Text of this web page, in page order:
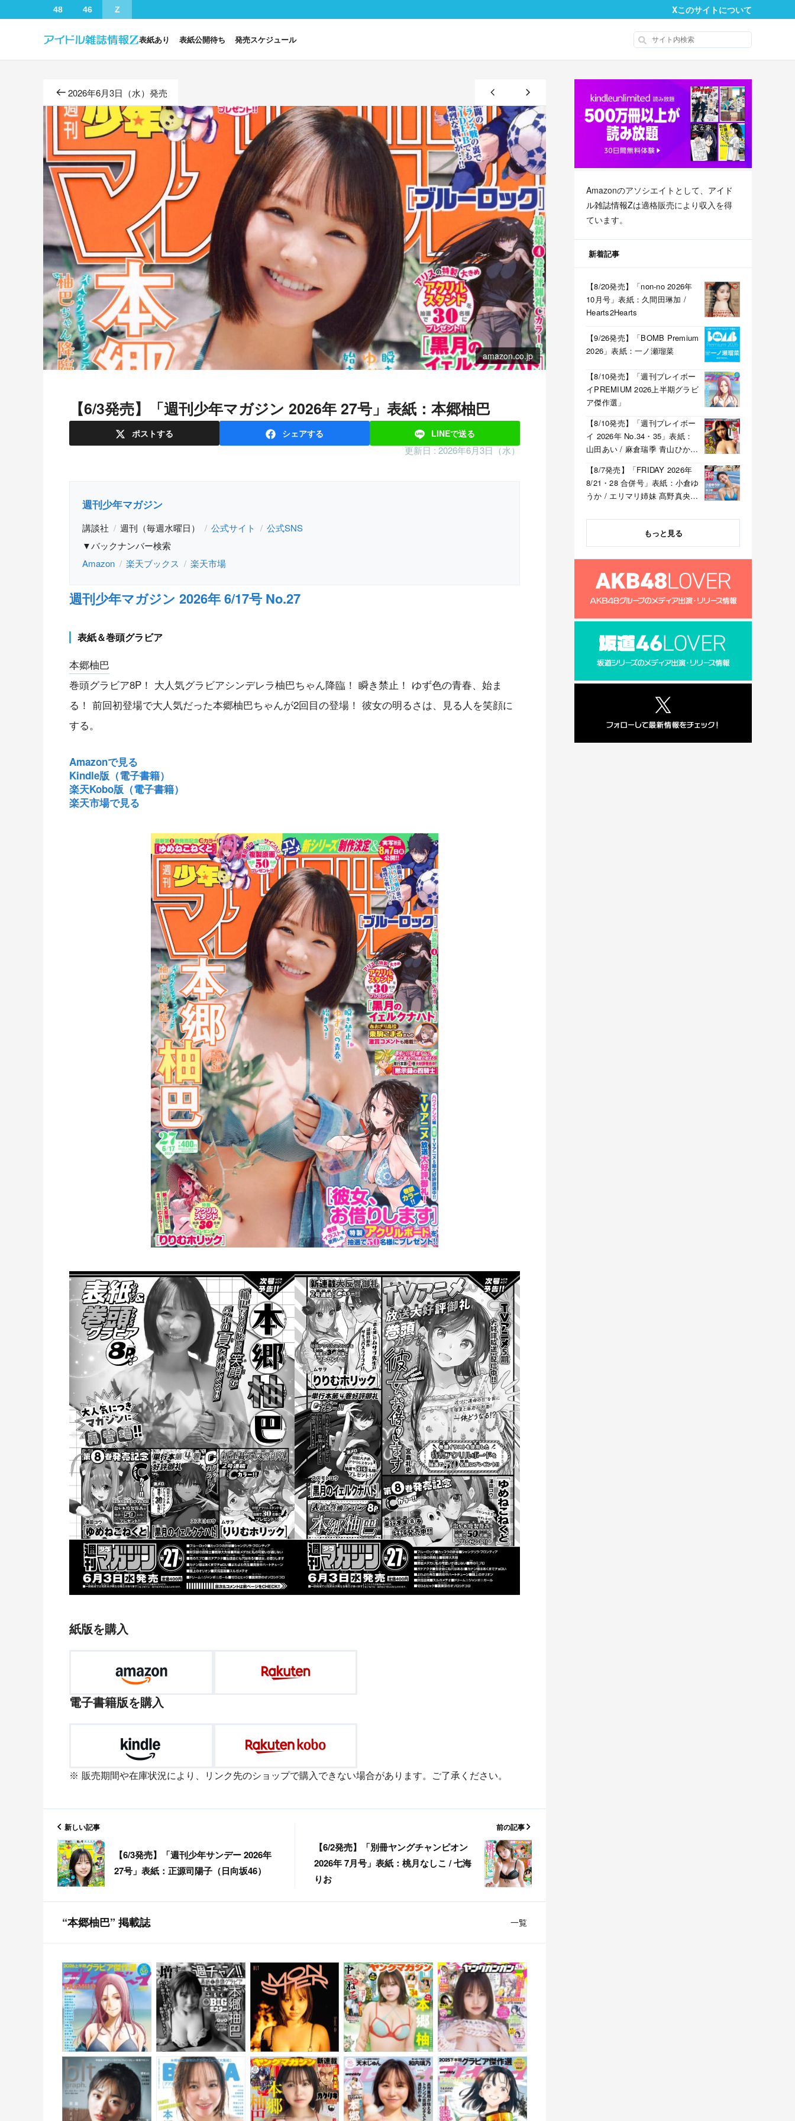
48 46 Z Xこのサイトについて
表紙あり 表紙公開待ち 発売スケジュール
2026年6月3日（水）発売
amazon.co.jp
【6/3発売】「週刊少年マガジン 2026年 27号」表紙：本郷柚巴
ポストする シェアする LINEで送る
更新日 : 2026年6月3日（水）
週刊少年マガジン
講談社 週刊（毎週水曜日） 公式サイト
公式SNS
▼バックナンバー検索
Amazon
楽天ブックス 楽天市場
週刊少年マガジン 2026年 6/17号 No.27
表紙＆巻頭グラビア
本郷柚巴
巻頭グラビア8P！ 大人気グラビアシンデレラ柚巴ちゃん降臨！ 瞬き禁止！ ゆず色の青春、始ま
る！ 前回初登場で大人気だった本郷柚巴ちゃんが2回目の登場！ 彼女の明るさは、見る人を笑顔に
する。
Amazonで見る
Kindle版（電子書籍）
楽天Kobo版（電子書籍）
楽天市場で見る
紙版を購入
電子書籍版を購入
販売期間や在庫状況により、リンク先のショップで購入できない場合があります。ご了承ください。
新しい記事
【6/3発売】「週刊少年サンデー 2026年
27号」表紙：正源司陽子（日向坂46）
前の記事
【6/2発売】「別冊ヤングチャンピオン
2026年 7月号」表紙：桃月なしこ / 七海
りお
“本郷柚巴” 掲載誌 一覧
Amazonのアソシエイトとして、 アイド
ル雑誌情報Zは適格販売により収入を得
ています。
新着記事
【8/20発売】「non-no 2026年
10月号」表紙：久間田琳加 /
Hearts2Hearts
【9/26発売】「BOMB Premium
2026」表紙：一ノ瀬瑠菜
【8/10発売】「週刊プレイボー
イPREMIUM 2026上半期グラビ
ア傑作選」
【8/10発売】「週刊プレイボー
イ 2026年 No.34・35」表紙：
山田あい / 麻倉瑞季 青山ひかる
【8/7発売】「FRIDAY 2026年
8/21・28 合併号」表紙：小倉ゆ
うか / エリマリ姉妹 髙野真央
もっと見る